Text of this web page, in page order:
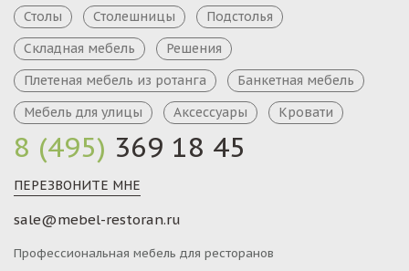
8 (495) 369 18 45
ПЕРЕЗВОНИТЕ МНЕ
sale@mebel-restoran.ru
Профессиональная мебель для ресторанов
Столы
Столешницы
Подстолья
Складная мебель
Решения
Плетеная мебель из ротанга
Банкетная мебель
Мебель для улицы
Аксессуары Кровати